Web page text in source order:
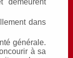
demeurent
dans
générale.
à sa